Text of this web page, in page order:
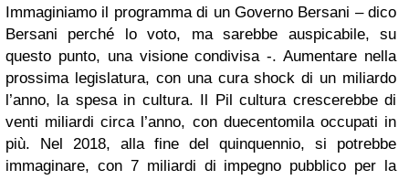
Immaginiamo il programma di un Governo Bersani – dico
Bersani perché lo voto, ma sarebbe auspicabile, su
questo punto, una visione condivisa -. Aumentare nella
prossima legislatura, con una cura shock di un miliardo
l’anno, la spesa in cultura. Il Pil cultura crescerebbe di
venti miliardi circa l’anno, con duecentomila occupati in
più. Nel 2018, alla fine del quinquennio, si potrebbe
immaginare, con 7 miliardi di impegno pubblico per la